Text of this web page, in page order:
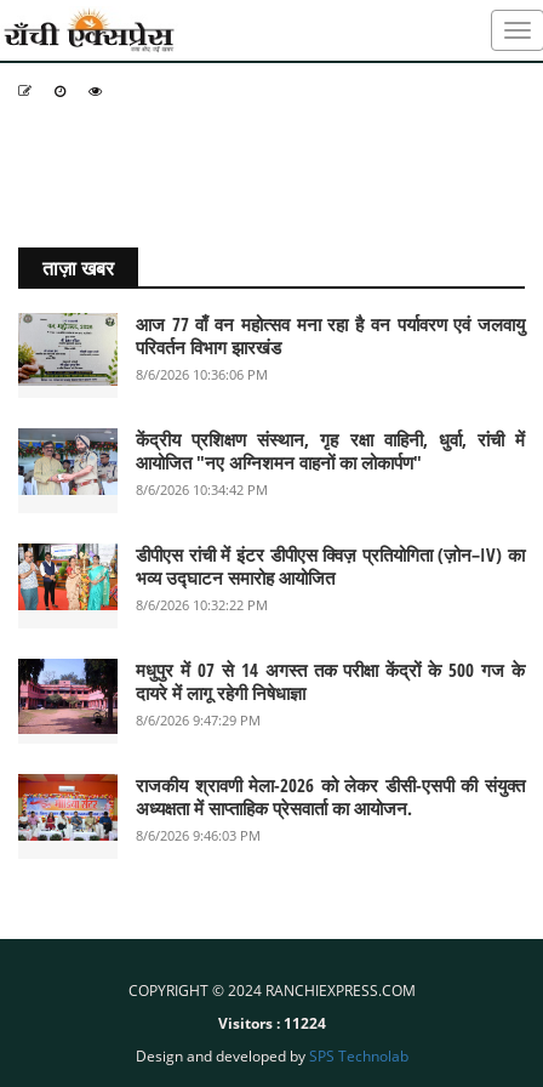
ताज़ा खबर
आज 77 वाँ वन महोत्सव मना रहा है वन पर्यावरण एवं जलवायु
परिवर्तन विभाग झारखंड
8/6/2026 10:36:06 PM
केंद्रीय प्रशिक्षण संस्थान, गृह रक्षा वाहिनी, धुर्वा, रांची में
आयोजित "नए अग्निशमन वाहनों का लोकार्पण"
8/6/2026 10:34:42 PM
डीपीएस रांची में इंटर डीपीएस क्विज़ प्रतियोगिता (ज़ोन–IV) का
भव्य उद्घाटन समारोह आयोजित
8/6/2026 10:32:22 PM
मधुपुर में 07 से 14 अगस्त तक परीक्षा केंद्रों के 500 गज के
दायरे में लागू रहेगी निषेधाज्ञा
8/6/2026 9:47:29 PM
राजकीय श्रावणी मेला-2026 को लेकर डीसी-एसपी की संयुक्त
अध्यक्षता में साप्ताहिक प्रेसवार्ता का आयोजन.
8/6/2026 9:46:03 PM
COPYRIGHT © 2024 RANCHIEXPRESS.COM
Visitors : 11224
Design and developed bySPS Technolab